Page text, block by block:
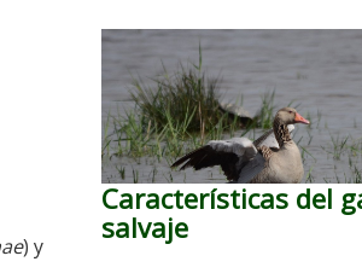
) y
Características del
salvaje